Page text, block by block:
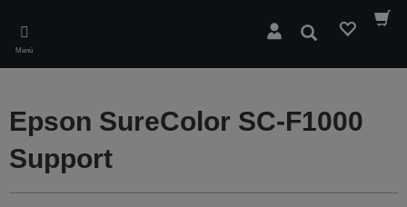
main
content
Menú
Buscar
Epson SureColor SC-F1000
Support